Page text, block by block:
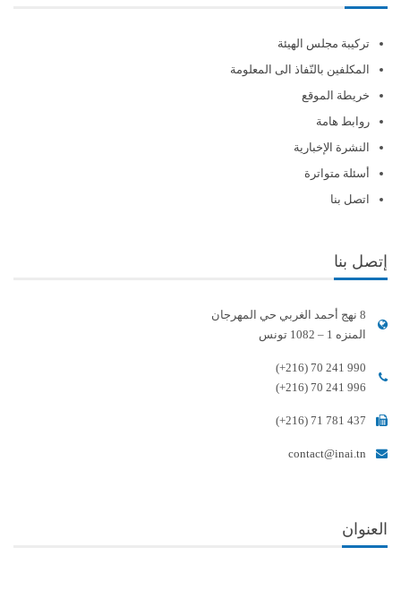
تركيبة مجلس الهيئة
المكلفين بالنّفاذ الى المعلومة
خريطة الموقع
روابط هامة
النشرة الإخبارية
أسئلة متواترة
اتصل بنا
إتصل بنا
8 نهج أحمد الغربي حي المهرجان
المنزه 1 – 1082 تونس
(+216) 70 241 990
(+216) 70 241 996
(+216) 71 781 437
contact@inai.tn
العنوان